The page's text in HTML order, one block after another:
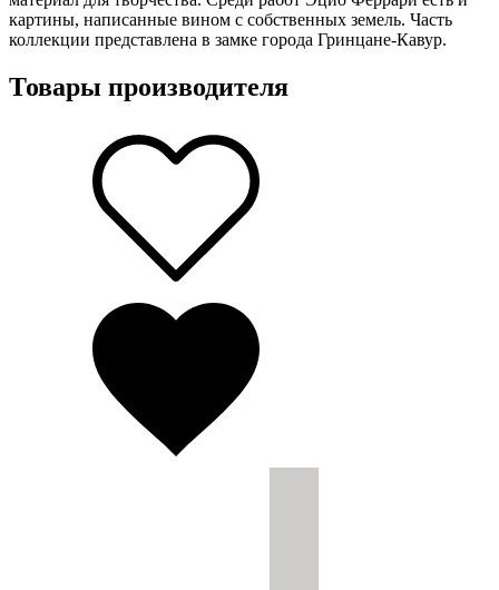
картины, написанные вином с собственных земель. Часть
коллекции представлена в замке города Гринцане-Кавур.
Товары производителя